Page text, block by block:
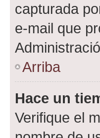
capturada
e-mail que
Arriba
Hace un
Verifique el